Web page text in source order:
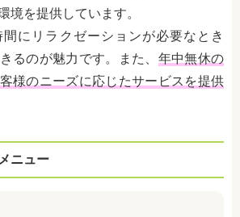
境を提供しています。
にリラクゼーションが必要なとき
るのが魅力です。また、 年中無休の
様のニーズに応じたサービスを提供
ニュー